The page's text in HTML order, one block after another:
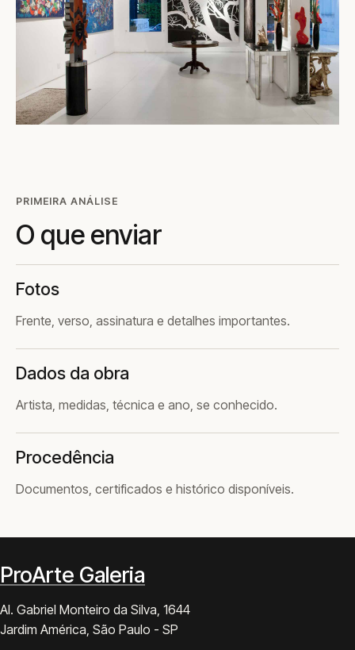
PRIMEIRA ANÁLISE
O que enviar
Fotos
Frente, verso, assinatura e detalhes importantes.
Dados da obra
Artista, medidas, técnica e ano, se conhecido.
Procedência
Documentos, certificados e histórico disponíveis.
ProArte Galeria
Al. Gabriel Monteiro da Silva, 1644
Jardim América, São Paulo - SP